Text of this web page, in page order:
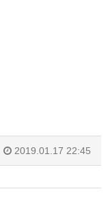
2019.01.17 22:45